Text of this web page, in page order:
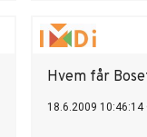
Hvem får
18.6.2009 10:46:14